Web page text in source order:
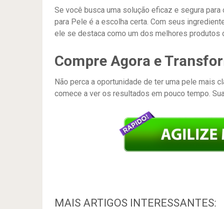
Se você busca uma solução eficaz e segura
para Pele é a escolha certa. Com seus
ele se destaca como um dos melhores produtos
Compre Agora e
Não perca a oportunidade de ter uma pele mais
comece a ver os resultados em pouco tempo.
MAIS ARTIGOS INTERESSANTES: